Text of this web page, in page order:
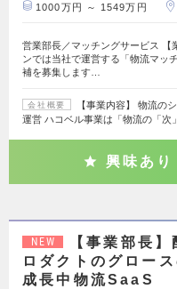
1000万円 ～ 1549万円
営業部長／マッチングサービス
ンでは当社で運営する「物流マッ
補を募集します…
会社概要
【事業内容】 物流の
運営 ハコベル事業は「物流の「次
興味あり
NEW
【事業部長
ロダクトのグロー
成長中物流SaaS